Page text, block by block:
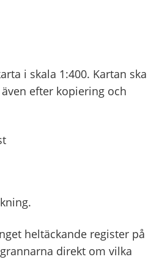
i skala 1:400. Kartan ska
efter kopiering och
heltäckande register på
direkt om vilka